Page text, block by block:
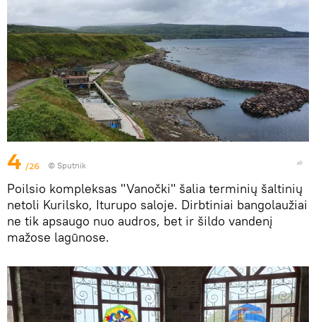
4 /26 © Sputnik
Poilsio kompleksas "Vanočki" šalia terminių šaltinių
netoli Kurilsko, Iturupo saloje. Dirbtiniai bangolaužiai
ne tik apsaugo nuo audros, bet ir šildo vandenį
mažose lagūnose.